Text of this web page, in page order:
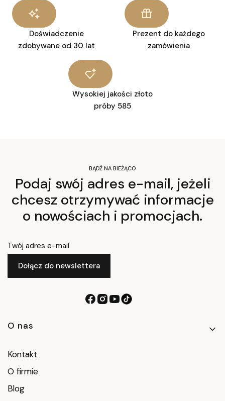
Doświadczenie
zdobywane od 30 lat
Prezent do każdego
zamówienia
Wysokiej jakości złoto
próby 585
BĄDŹ NA BIEŻĄCO
Podaj swój adres e-mail, jeżeli
chcesz otrzymywać informacje
o nowościach i promocjach.
Twój adres e-mail
Dołącz do newslettera
Linki w stopce
O nas
Kontakt
O firmie
Blog